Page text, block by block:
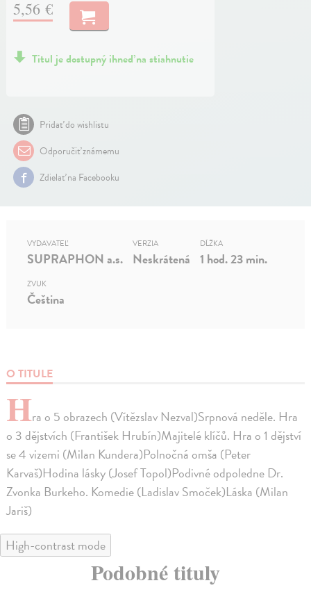
5,56 €
Titul je dostupný ihneď na stiahnutie
Pridať do wishlistu
Odporučiť známemu
Zdielať na Facebooku
O TITULE
Hra o 5 obrazech (Vítězslav Nezval)Srpnová neděle. Hra
o 3 dějstvích (František Hrubín)Majitelé klíčů. Hra o 1 dějství
se 4 vizemi (Milan Kundera)Polnočná omša (Peter
Karvaš)Hodina lásky (Josef Topol)Podivné odpoledne Dr.
Zvonka Burkeho. Komedie (Ladislav Smoček)Láska (Milan
Jariš)
VYDAVATEĽ
SUPRAPHON a.s.
VERZIA
Neskrátená
DĹŽKA
1 hod. 23 min.
ZVUK
Čeština
High-contrast mode
Podobné tituly